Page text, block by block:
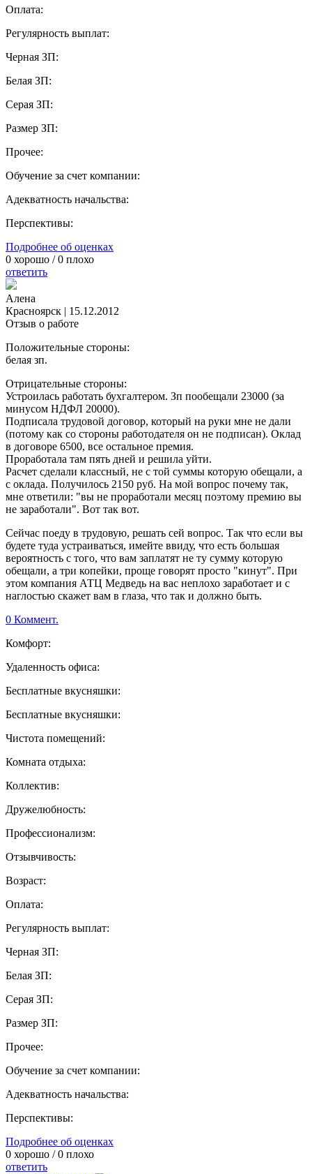
Оплата:
Регулярность выплат:
Черная ЗП:
Белая ЗП:
Серая ЗП:
Размер ЗП:
Прочее:
Обучение за счет компании:
Адекватность начальства:
Перспективы:
Подробнее об оценках
0 хорошо /0 плохо
ответить
Алена
Красноярск | 15.12.2012
Отзыв о работе
Положительные стороны:
белая зп.
Отрицательные стороны:
Устроилась работать бухгалтером. Зп пообещали 23000 (за
минусом НДФЛ 20000).
Подписала трудовой договор, который на руки мне не дали
(потому как со стороны работодателя он не подписан). Оклад
в договоре 6500, все остальное премия.
Проработала там пять дней и решила уйти.
Расчет сделали классный, не с той суммы которую обещали, а
с оклада. Получилось 2150 руб. На мой вопрос почему так,
мне ответили: "вы не проработали месяц поэтому премию вы
не заработали". Вот так вот.
Сейчас поеду в трудовую, решать сей вопрос. Так что если вы
будете туда устраиваться, имейте ввиду, что есть большая
вероятность с того, что вам заплатят не ту сумму которую
обещали, а три копейки, проще говорят просто "кинут". При
этом компания АТЦ Медведь на вас неплохо заработает и с
наглостью скажет вам в глаза, что так и должно быть.
0 Коммент.
Комфорт:
Удаленность офиса:
Бесплатные вкусняшки:
Бесплатные вкусняшки:
Чистота помещений:
Комната отдыха:
Коллектив:
Дружелюбность:
Профессионализм:
Отзывчивость:
Возраст:
Оплата:
Регулярность выплат:
Черная ЗП:
Белая ЗП:
Серая ЗП:
Размер ЗП:
Прочее:
Обучение за счет компании:
Адекватность начальства:
Перспективы:
Подробнее об оценках
0 хорошо /0 плохо
ответить